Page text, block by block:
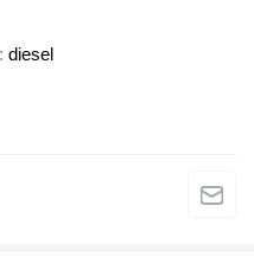
diesel